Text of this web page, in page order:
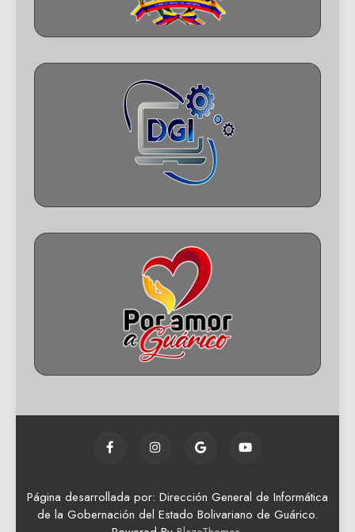
Página desarrollada por: Dirección General de Informática
de la Gobernación del Estado Bolivariano de Guárico.